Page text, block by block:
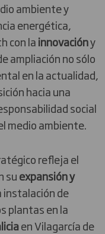
ambiente y
energética,
con lainnovacióny
ampliación no sólo
en la actualidad,
hacia una
social
medio ambiente.
refleja el
suexpansión y
instalación de
plantas en la
en Vilagarcía de